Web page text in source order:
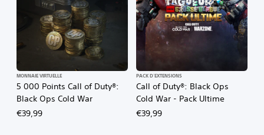
5 000 Points Call of Duty®:
Black Ops Cold War
MONNAIE VIRTUELLE
€39,99
Call of Duty®: Black Ops
Cold War - Pack Ultime
PACK D'EXTENSIONS
€39,99